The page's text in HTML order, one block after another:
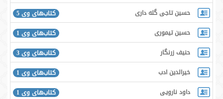
حسین تاجی گله داری
کتاب‌های وی 5
حسین تیموری
کتاب‌های وی 1
حنیف زرنگار
کتاب‌های وی 3
خیرالدین ادب
کتاب‌های وی 1
داود نارویی
کتاب‌های وی 1